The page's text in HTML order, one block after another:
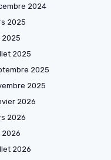
2024
2025
2025
2025
2025
2025
2026
2026
2026
2026